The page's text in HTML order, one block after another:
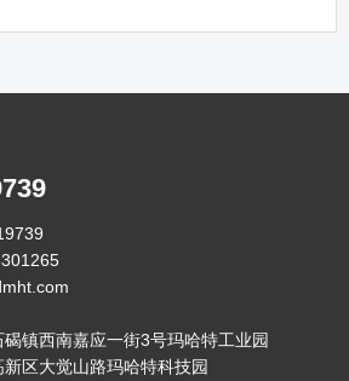
碣镇西南嘉应一街3号玛哈特工业园
区大觉山路玛哈特科技园